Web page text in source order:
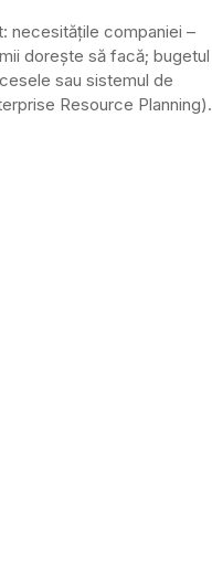
necesităţile companiei –
doreşte să facă; bugetul
sau sistemul de
Resource Planning).